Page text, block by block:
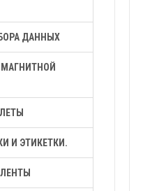
ДАННЫХ
И ЭТИКЕТКИ.